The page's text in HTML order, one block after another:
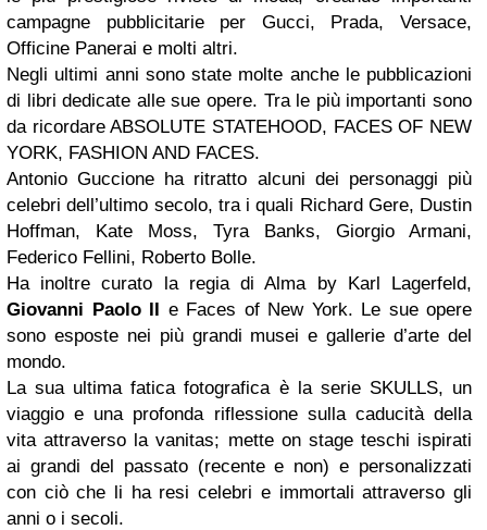
campagne pubblicitarie per Gucci, Prada, Versace,
Officine Panerai e molti altri.
Negli ultimi anni sono state molte anche le pubblicazioni
di libri dedicate alle sue opere. Tra le più importanti sono
da ricordare ABSOLUTE STATEHOOD, FACES OF NEW
YORK, FASHION AND FACES.
Antonio Guccione ha ritratto alcuni dei personaggi più
celebri dell’ultimo secolo, tra i quali Richard Gere, Dustin
Hoffman, Kate Moss, Tyra Banks, Giorgio Armani,
Federico Fellini, Roberto Bolle.
Ha inoltre curato la regia di Alma by Karl Lagerfeld,
Giovanni Paolo II e Faces of New York. Le sue opere
sono esposte nei più grandi musei e gallerie d’arte del
mondo.
La sua ultima fatica fotografica è la serie SKULLS, un
viaggio e una profonda riflessione sulla caducità della
vita attraverso la vanitas; mette on stage teschi ispirati
ai grandi del passato (recente e non) e personalizzati
con ciò che li ha resi celebri e immortali attraverso gli
anni o i secoli.